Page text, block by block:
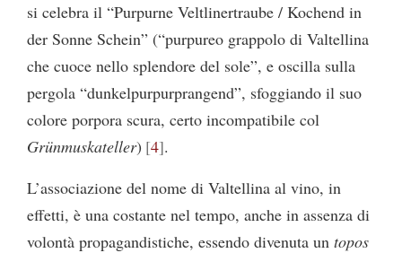
si celebra il “Purpurne Veltlinertraube / Kochend in
der Sonne Schein” (“purpureo grappolo di Valtellina
che cuoce nello splendore del sole”, e oscilla sulla
pergola “dunkelpurpurprangend”, sfoggiando il suo
colore porpora scura, certo incompatibile col
Grünmuskateller) 4 .
L’associazione del nome di Valtellina al vino, in
effetti, è una costante nel tempo, anche in assenza di
volontà propagandistiche, essendo divenuta un topos